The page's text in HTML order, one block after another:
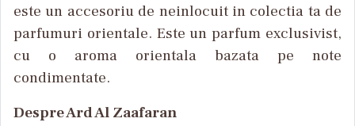
este un accesoriu de neinlocuit in colectia ta de
parfumuri orientale. Este un parfum exclusivist,
cu o aroma orientala bazata pe note
condimentate.
Despre Ard Al Zaafaran